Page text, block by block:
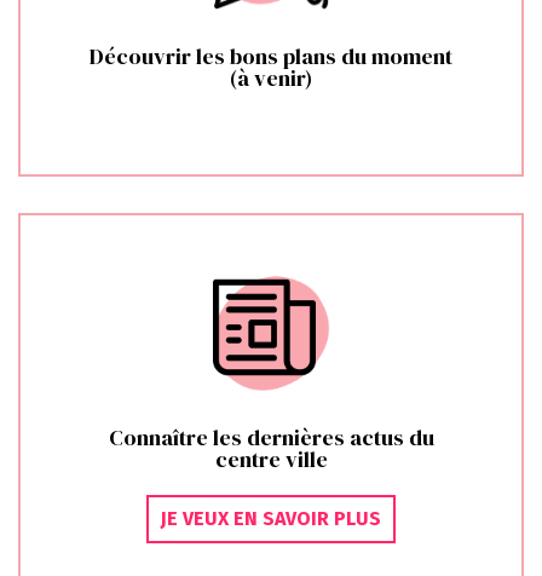
Découvrir les bons plans du moment
(à venir)
Connaître les dernières actus du
centre ville
JE VEUX EN SAVOIR PLUS